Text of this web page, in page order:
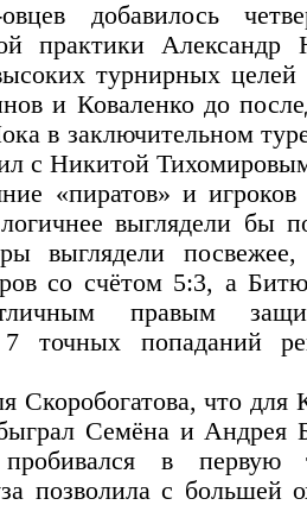
добавилось
практики Александр
турнирных целей
и Коваленко до
в заключительном
с Никитой
«пиратов» и
выглядели бы
выглядели
со счётом 5:3, а
правым
точных попаданий
Скоробогатова, что для
Семёна и Андрея
пробивался в
позволила с большей